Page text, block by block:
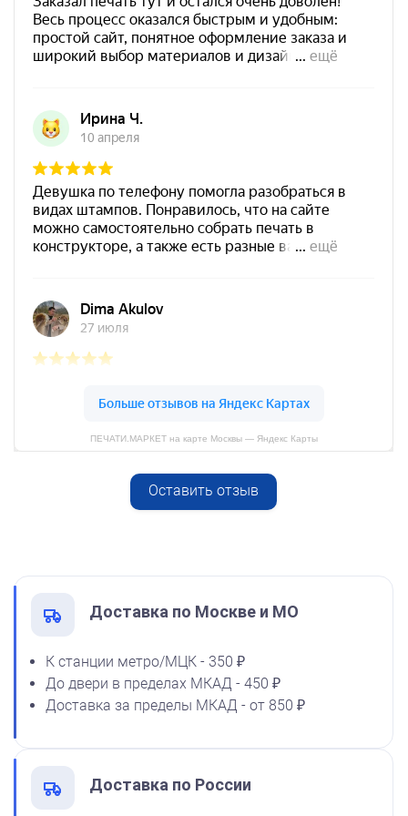
от 550
Печать ИП № Р69
Заказать
Штемпельная подушка
1800
Спиртовая краска NORIS
Спиртовая краска NORIS
Спиртовая краска NORIS
флюоресцентная 25 мл
1100
ПЕЧАТИ.МАРКЕТ на карте Москвы — Яндекс Карты
Оставить отзыв
Доставка по Москве и МО
К станции метро/МЦК - 350 ₽
До двери в пределах МКАД - 450 ₽
Доставка за пределы МКАД - от 850 ₽
Доставка по России